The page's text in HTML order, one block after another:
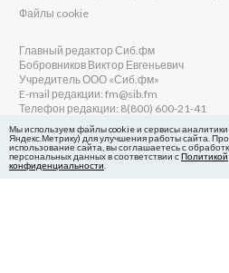
Файлы cookie
Главный редактор Сиб.фм
Бобровников Виктор Евгеньевич
Учредитель ООО «Сиб.фм»
E-mail редакции: fm@sib.fm
Телефон редакции: 8(800) 600-21-41
Сайт разработан и поддерживается
Мы используем файлы cookie и сервисы
Яндекс.Метрику) для улучшения работы сайта.
использование сайта, вы соглашаетесь с
персональных данных в соответствии сПолитикой
конфиденциальности